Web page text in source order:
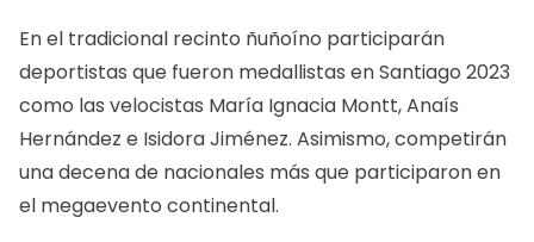
En el tradicional recinto ñuñoíno participarán
deportistas que fueron medallistas en Santiago 2023
como las velocistas María Ignacia Montt, Anaís
Hernández e Isidora Jiménez. Asimismo, competirán
una decena de nacionales más que participaron en
el megaevento continental.